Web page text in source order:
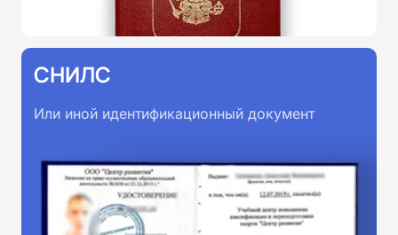
СНИЛС
Или иной идентификационный документ